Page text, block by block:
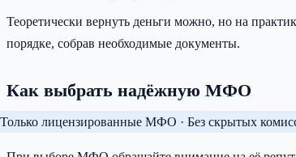
Теоретически вернуть деньги можно, но на
порядке, собрав необходимые документы.
Как выбрать надёжную МФО
Только лицензированные МФО · Без скрытых